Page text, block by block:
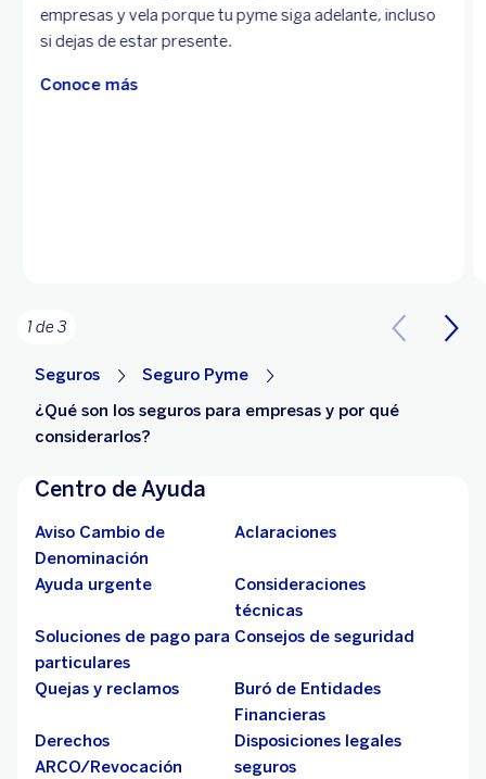
empresas y vela porque tu pyme siga adelante, incluso
si dejas de estar presente.
Conoce más
1 de 3
Seguros
Seguro Pyme
¿Qué son los seguros para empresas y por qué
considerarlos?
Centro de Ayuda
Aviso Cambio de
Denominación
Aclaraciones
Ayuda urgente
Consideraciones
técnicas
Soluciones de pago para
particulares
Consejos de seguridad
Quejas y reclamos
Buró de Entidades
Financieras
Derechos
ARCO/Revocación
Disposiciones legales
seguros